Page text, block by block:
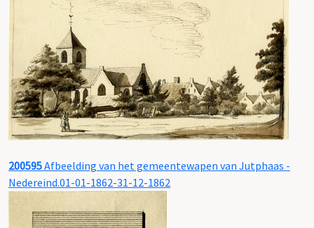
200595Afbeelding van het gemeentewapen van Jutphaas -
Nedereind.01-01-1862-31-12-1862